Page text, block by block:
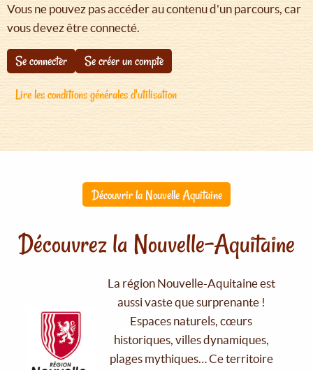
Vous ne pouvez pas accéder au contenu d'un parcours, car
vous devez être connecté.
Se connecter
Se créer un compte
Lire les conditions générales d'utilisation
Découvrir la Nouvelle Aquitaine
Découvrez la Nouvelle-Aquitaine
La région Nouvelle-Aquitaine est
aussi vaste que surprenante !
Espaces naturels, cœurs
historiques, villes dynamiques,
plages mythiques… Ce territoire